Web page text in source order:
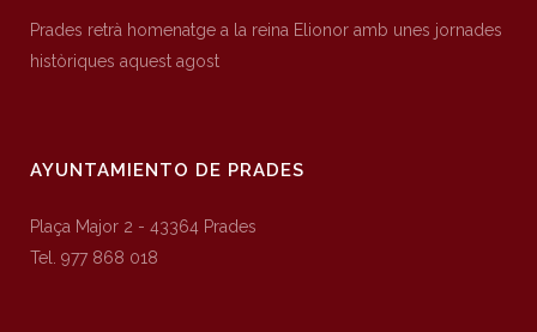
Prades retrà homenatge a la reina Elionor amb unes jornades
històriques aquest agost
AYUNTAMIENTO DE PRADES
Plaça Major 2 - 43364 Prades
Tel. 977 868 018